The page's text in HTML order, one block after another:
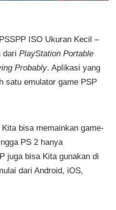
ISO Ukuran Kecil –
dari PlayStation Portable
Probably. Aplikasi yang
satu emulator game PSP
bisa memainkan game-
PS 2 hanya
juga bisa Kita gunakan di
dari Android, iOS,